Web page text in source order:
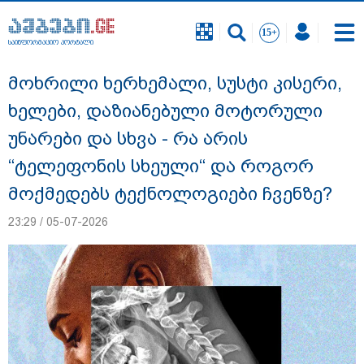
საინფორმაციო პორტალი
"ეს გაფრთხილება უნდა გახდეს
ყველასთვის" - ოკუპირებული აფხაზეთის
ე.წ. საგარეო უწყება გიორგი ბარამიძის
განცხადებასთან დაკავშირებით
საინფორმაციო პორტალი
მოხრილი ხერხემალი, სუსტი კისერი,
ხელები, დაზიანებული მოტორული
უნარები და სხვა - რა არის
“ტელეფონის სხეული“ და როგორ
მოქმედებს ტექნოლოგიები ჩვენზე?
23:29 / 05-07-2026